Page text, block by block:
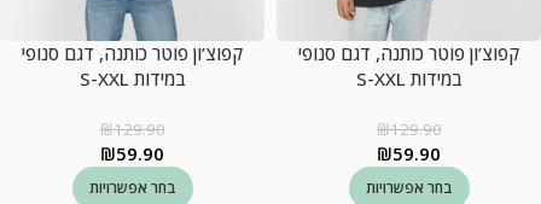
קפוצ’ון פוטר כותנה, דגם סנופי
במידות S-XXL
₪129.90
₪59.90
בחר אפשרויות
קפוצ’ון פוטר כותנה, דגם סנופי
במידות S-XXL
₪129.90
₪59.90
בחר אפשרויות